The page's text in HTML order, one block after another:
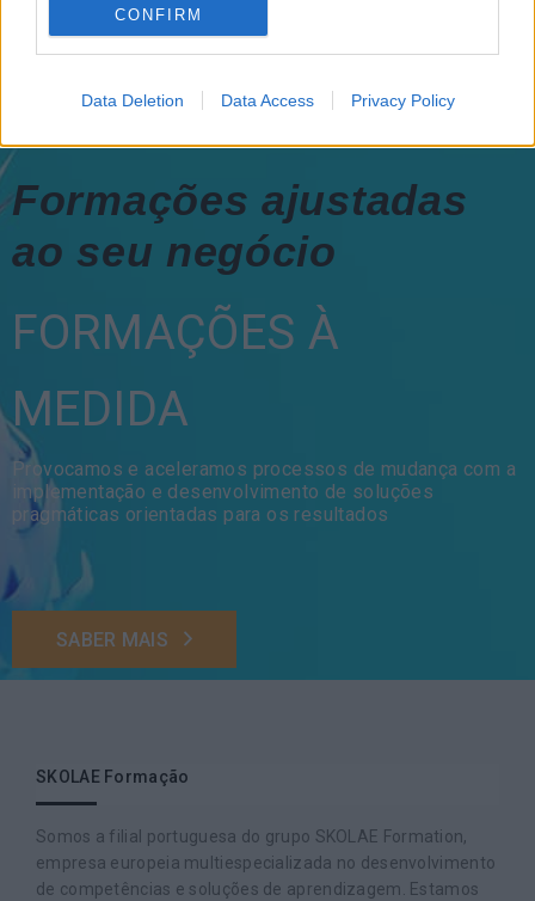
CONFIRM
Data Deletion Data Access Privacy Policy
Formações ajustadas
ao seu negócio
FORMAÇÕES À
MEDIDA
Provocamos e aceleramos processos de mudança com a
implementação e desenvolvimento de soluções
pragmáticas orientadas para os resultados
SABER MAIS
SKOLAE Formação
Somos a filial portuguesa do grupo SKOLAE Formation,
empresa europeia multiespecializada no desenvolvimento
de competências e soluções de aprendizagem. Estamos